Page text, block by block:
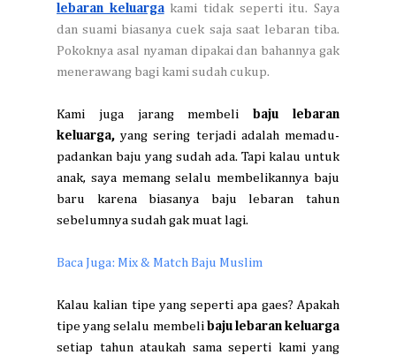
lebaran keluarga kami tidak seperti itu. Saya
dan suami biasanya cuek saja saat lebaran tiba.
Pokoknya asal nyaman dipakai dan bahannya gak
menerawang bagi kami sudah cukup.
Kami juga jarang membelibaju lebaran
keluarga,yang sering terjadi adalah memadu-
padankan baju yang sudah ada. Tapi kalau untuk
anak, saya memang selalu membelikannya baju
baru karena biasanya baju lebaran tahun
sebelumnya sudah gak muat lagi.
Baca Juga: Mix & Match Baju Muslim
Kalau kalian tipe yang seperti apa gaes? Apakah
tipe yang selalu membeli baju lebaran keluarga
setiap tahun ataukah sama seperti kami yang